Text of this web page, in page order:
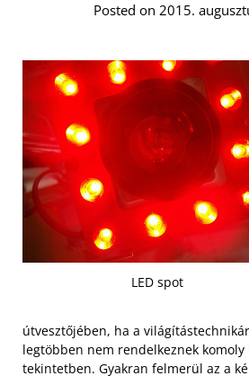
Posted on 2015.
LED spot
útvesztőjében, ha a
legtöbben nem rendelkeznek
tekintetben. Gyakran felmerül az a